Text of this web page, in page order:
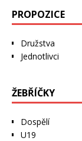
PROPOZICE
Družstva
Jednotlivci
ŽEBŘÍČKY
Dospělí
U19